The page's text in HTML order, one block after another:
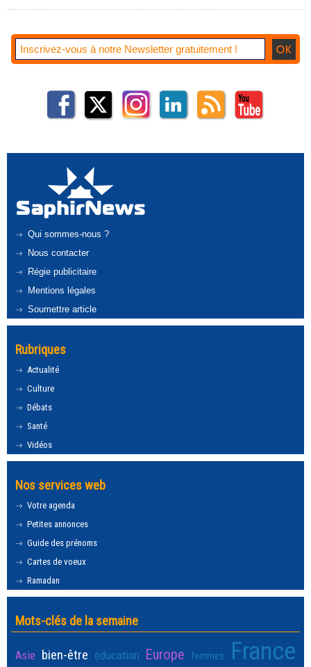
Qui sommes-nous ?
Nous contacter
Régie publicitaire
Mentions légales
Soumettre article
Rubriques
Actualité
Culture
Débats
Santé
Vidéos
Nos services web
Votre agenda
Petites annonces
Guide des prénoms
Cartes de voeux
Ramadan
Mots-clés de la semaine
Asie bien-être éducation Europe femmes France